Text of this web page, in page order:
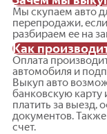
Мы скупаем авто
перепродажи,
разбираем ее на
Как
Оплата
автомобиля и
Выкуп авто
банковскую карту
платить за
документов.
счет.